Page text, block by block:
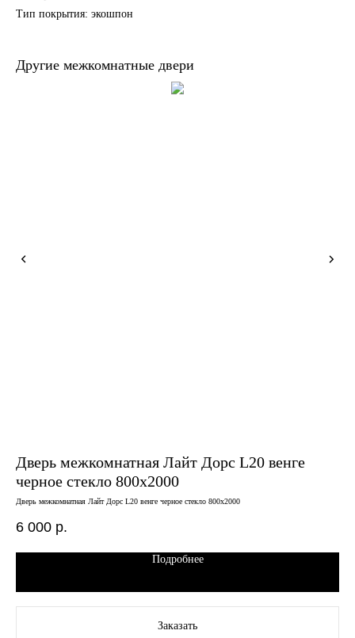
Тип покрытия: экошпон
Другие межкомнатные двери
Дверь межкомнатная Лайт Дорс L20 венге
черное стекло 800х2000
Дверь межкомнатная Лайт Дорс L20 венге черное стекло 800х2000
6 000 р.
Подробнее
Заказать